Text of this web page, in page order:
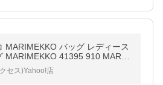
MARIMEKKO バッグ レディース
MARIMEKKO 41395 910 MARIL
折りたたみ トートバッグ
セス)Yahoo!店